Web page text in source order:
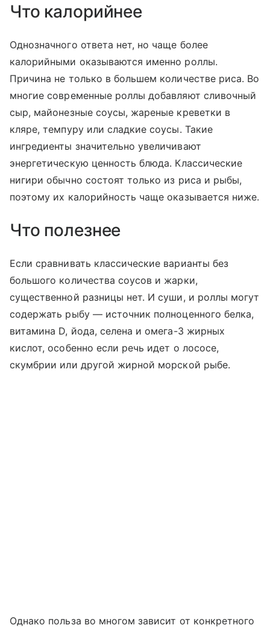
Что калорийнее
Однозначного ответа нет, но чаще более
калорийными оказываются именно роллы.
Причина не только в большем количестве риса. Во
многие современные роллы добавляют сливочный
сыр, майонезные соусы, жареные креветки в
кляре, темпуру или сладкие соусы. Такие
ингредиенты значительно увеличивают
энергетическую ценность блюда. Классические
нигири обычно состоят только из риса и рыбы,
поэтому их калорийность чаще оказывается ниже.
Что полезнее
Если сравнивать классические варианты без
большого количества соусов и жарки,
существенной разницы нет. И суши, и роллы могут
содержать рыбу — источник полноценного белка,
витамина D, йода, селена и омега-3 жирных
кислот, особенно если речь идет о лососе,
скумбрии или другой жирной морской рыбе.
Однако польза во многом зависит от конкретного